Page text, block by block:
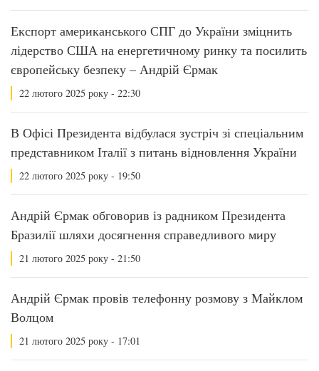
Експорт американського СПГ до України зміцнить
лідерство США на енергетичному ринку та посилить
європейську безпеку – Андрій Єрмак
22 лютого 2025 року - 22:30
В Офісі Президента відбулася зустріч зі спеціальним
представником Італії з питань відновлення України
22 лютого 2025 року - 19:50
Андрій Єрмак обговорив із радником Президента
Бразилії шляхи досягнення справедливого миру
21 лютого 2025 року - 21:50
Андрій Єрмак провів телефонну розмову з Майклом
Волцом
21 лютого 2025 року - 17:01